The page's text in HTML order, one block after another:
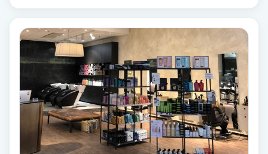
Ansiktsbehandling djuprengörande
Babylights
Balayage
Bambumassage